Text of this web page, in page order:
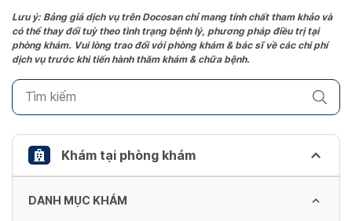
the
question
mark
to
keyboard
shortcuts
changing
Lưu ý: Bảng giá dịch vụ trên Docosan chỉ mang tính chất tham khảo và
có thể thay đổi tuỳ theo tình trạng bệnh lý, phương pháp điều trị tại
phòng khám. Vui lòng trao đổi với phòng khám & bác sĩ về các chi phí
dịch vụ trước khi tiến hành thăm khám & chữa bệnh.
Khám tại phòng khám
DANH MỤC KHÁM